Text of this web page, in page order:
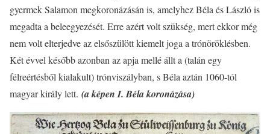
gyermek Salamon megkoronázásán is, amelyhez Béla és László is
megadta a beleegyezését. Erre azért volt szükség, mert ekkor még
nem volt elterjedve az elsőszülött kiemelt joga a trónöröklésben.
Két évvel később azonban az apja mellé állt a (talán egy
félreértésből kialakult) trónviszályban, s Béla aztán 1060-tól
magyar király lett. (a képen I. Béla koronázása)